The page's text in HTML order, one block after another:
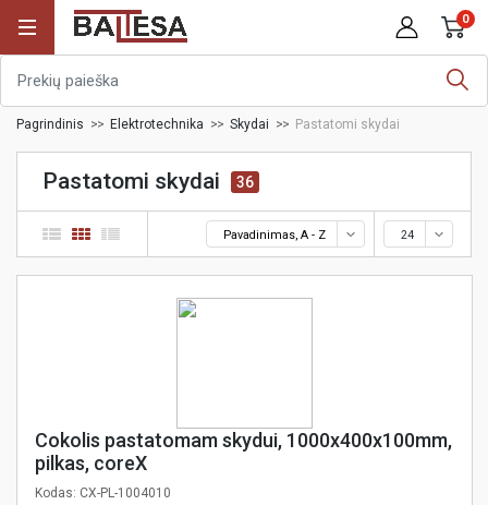
0
Pagrindinis Elektrotechnika Skydai Pastatomi skydai
Pastatomi skydai 36
Pavadinimas, A - Z 24
Cokolis pastatomam skydui, 1000x400x100mm,
pilkas, coreX
Kodas: CX-PL-1004010